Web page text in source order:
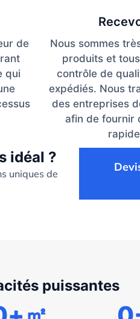
de
qui
Nous sommes
produits et
contrôle de
expédiés. Nous
des entreprises
afin de fournir
idéal ?
uniques de
puissantes